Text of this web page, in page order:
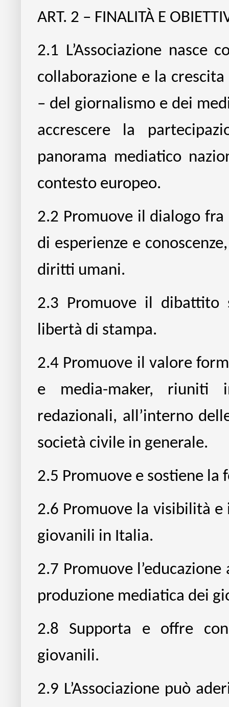
ART. 2 – FINALITÀ E
2.1 L’Associazione
collaborazione e la
– del giornalismo e dei
accrescere la
panorama mediatico
contesto europeo.
2.2 Promuove il dialogo
di esperienze e
diritti umani.
2.3 Promuove il dibattito
libertà di stampa.
2.4 Promuove il valore
e media-maker, riuniti
redazionali, all’interno
società civile in generale.
2.5 Promuove e sostiene
2.6 Promuove la visibilità
giovanili in Italia.
2.7 Promuove
produzione mediatica dei
2.8 Supporta e offre
giovanili.
2.9 L’Associazione può